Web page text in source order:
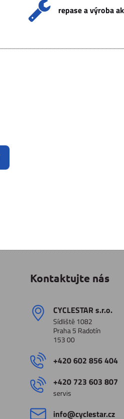
repase a výroba
Kontaktujte nás
CYCLESTAR s​.r​.o​.
Sídliště 1082
Praha 5 Radotín
153 00
+420 602 856 404
+420 723 603 807
servis
info​@cyclestar​.cz